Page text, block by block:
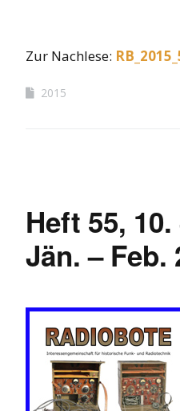
Zur Nachlese:
2015
Heft 55,
Jän. – Feb.